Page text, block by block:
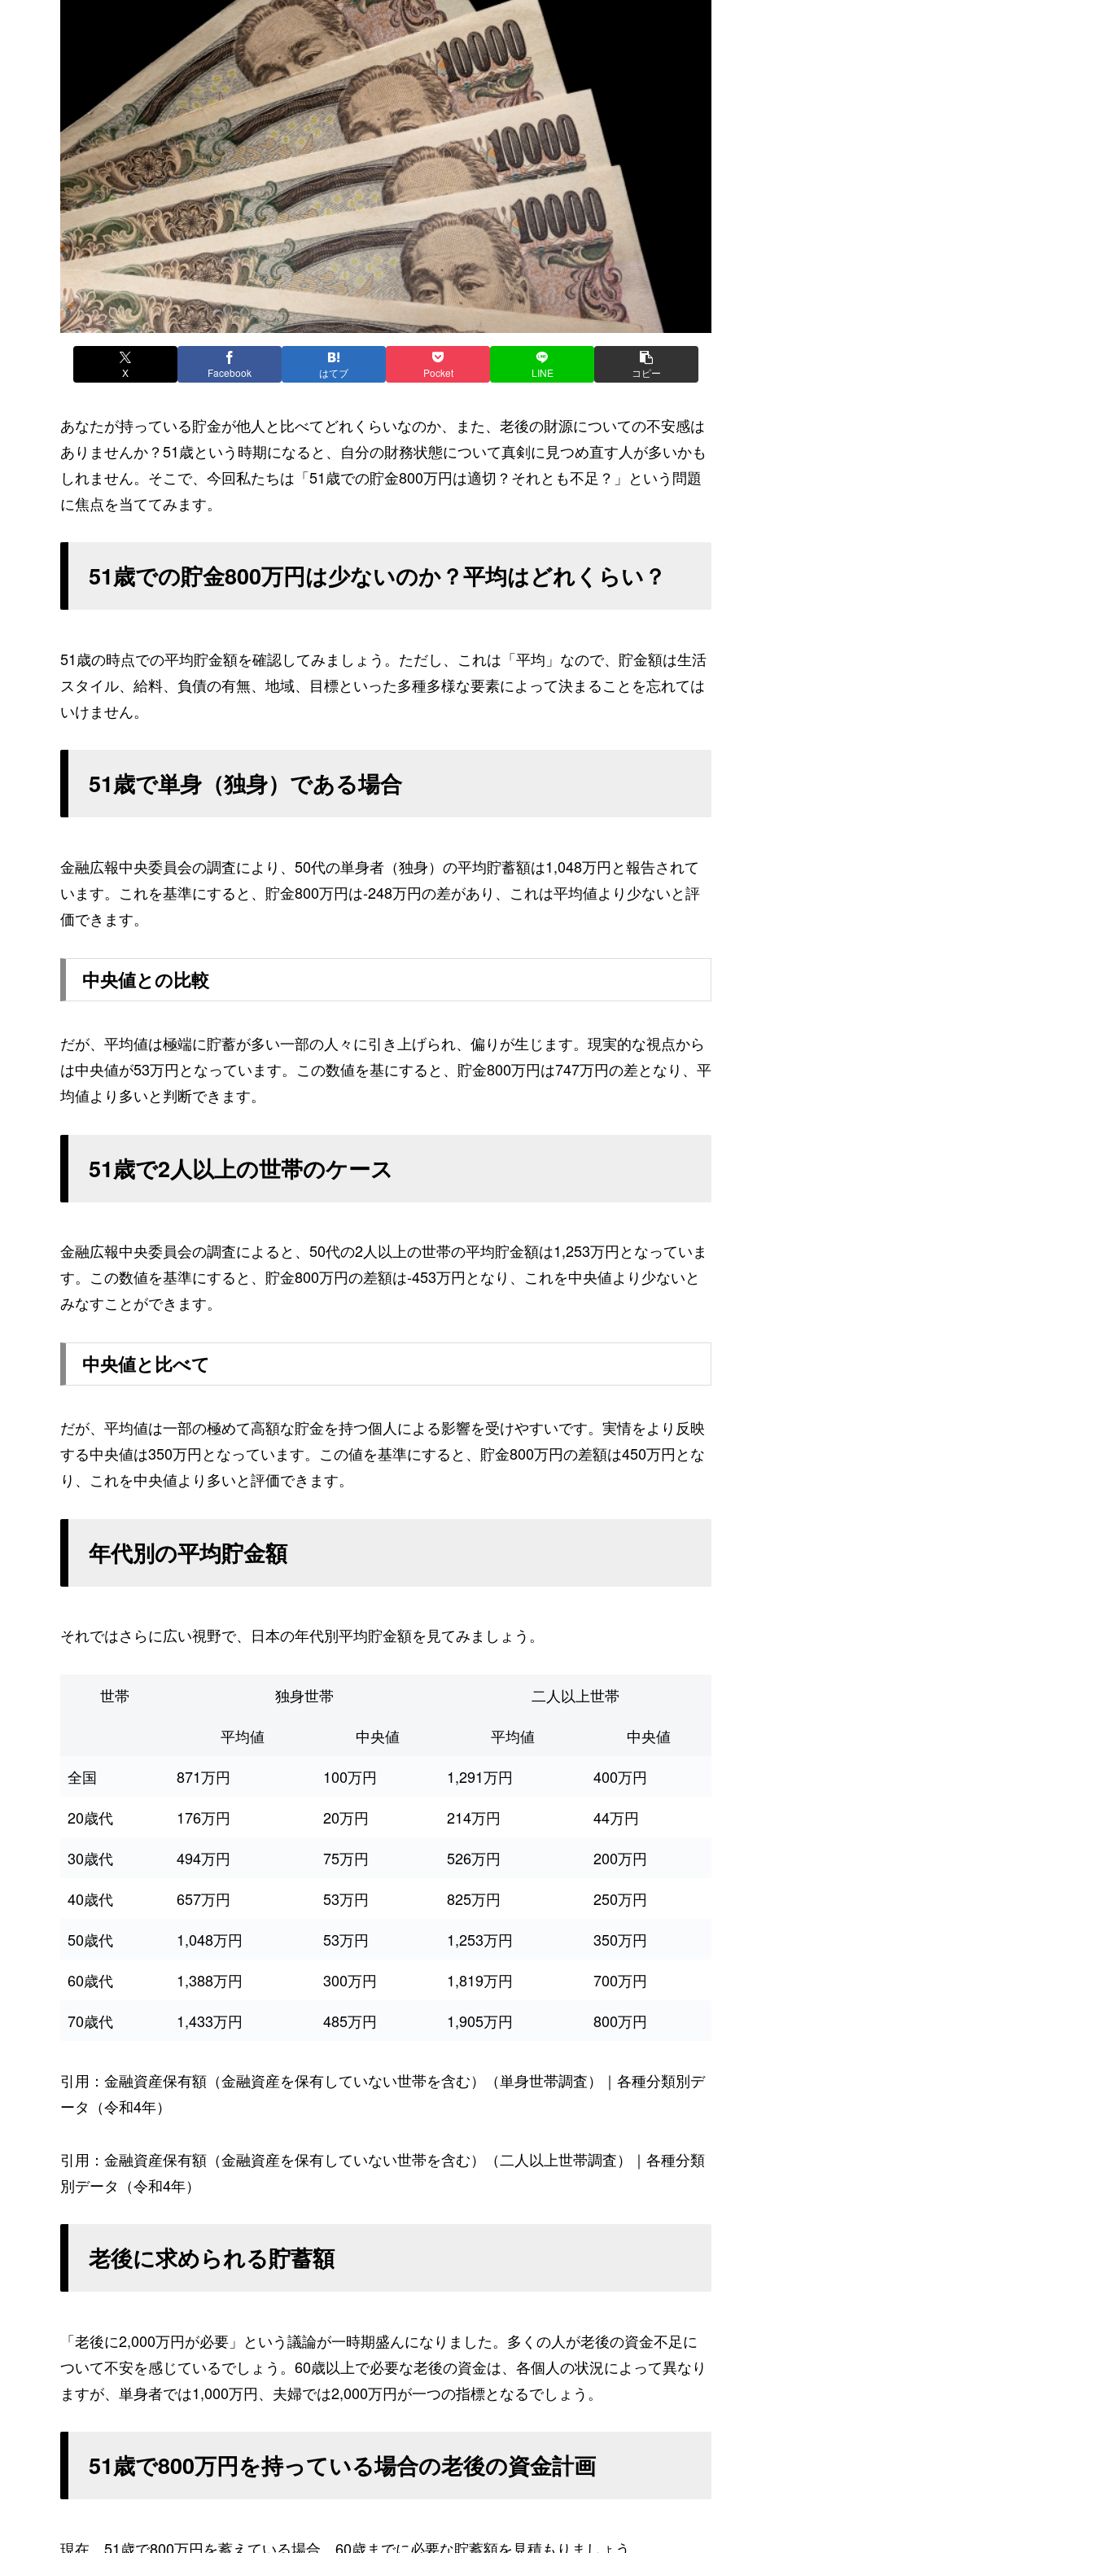
X Facebook はてブ Pocket LINE コピー
あなたが持っている貯金が他人と比べてどれくらいなのか、また、老後の財源についての不安感は
ありませんか？51歳という時期になると、自分の財務状態について真剣に見つめ直す人が多いかも
しれません。そこで、今回私たちは「51歳での貯金800万円は適切？それとも不足？」という問題
に焦点を当ててみます。
51歳での貯金800万円は少ないのか？平均はどれくらい？
51歳の時点での平均貯金額を確認してみましょう。ただし、これは「平均」なので、貯金額は生活
スタイル、給料、負債の有無、地域、目標といった多種多様な要素によって決まることを忘れては
いけません。
51歳で単身（独身）である場合
金融広報中央委員会の調査により、50代の単身者（独身）の平均貯蓄額は1,048万円と報告されて
います。これを基準にすると、貯金800万円は-248万円の差があり、これは平均値より少ないと評
価できます。
中央値との比較
だが、平均値は極端に貯蓄が多い一部の人々に引き上げられ、偏りが生じます。現実的な視点から
は中央値が53万円となっています。この数値を基にすると、貯金800万円は747万円の差となり、平
均値より多いと判断できます。
51歳で2人以上の世帯のケース
金融広報中央委員会の調査によると、50代の2人以上の世帯の平均貯金額は1,253万円となっていま
す。この数値を基準にすると、貯金800万円の差額は-453万円となり、これを中央値より少ないと
みなすことができます。
中央値と比べて
だが、平均値は一部の極めて高額な貯金を持つ個人による影響を受けやすいです。実情をより反映
する中央値は350万円となっています。この値を基準にすると、貯金800万円の差額は450万円とな
り、これを中央値より多いと評価できます。
年代別の平均貯金額
それではさらに広い視野で、日本の年代別平均貯金額を見てみましょう。
世帯 独身世帯
二人以上世帯
平均値
中央値 平均値
中央値
全国
871万円 100万円 1,291万円
400万円
20歳代
176万円 20万円 214万円
44万円
30歳代
494万円 75万円 526万円
200万円
40歳代
657万円 53万円 825万円
250万円
50歳代
1,048万円 53万円 1,253万円
350万円
60歳代
1,388万円 300万円 1,819万円
700万円
70歳代
1,433万円 485万円 1,905万円 800万円
引用：金融資産保有額（金融資産を保有していない世帯を含む）（単身世帯調査）｜各種分類別デ
ータ（令和4年）
引用：金融資産保有額（金融資産を保有していない世帯を含む）（二人以上世帯調査）｜各種分類
別データ（令和4年）
老後に求められる貯蓄額
「老後に2,000万円が必要」という議論が一時期盛んになりました。多くの人が老後の資金不足に
ついて不安を感じているでしょう。60歳以上で必要な老後の資金は、各個人の状況によって異なり
ますが、単身者では1,000万円、夫婦では2,000万円が一つの指標となるでしょう。
51歳で800万円を持っている場合の老後の資金計画
現在、51歳で800万円を蓄えている場合、60歳までに必要な貯蓄額を見積もりましょう。